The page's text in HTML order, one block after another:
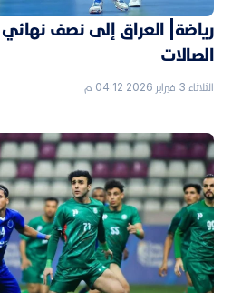
رياضة| العراق إلى نصف
الصالات
الثلاثاء 3 فبراير 2026 04:12 م